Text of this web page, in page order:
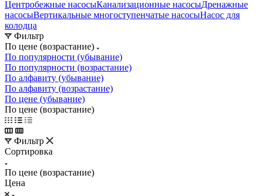
Центробежные насосыКанализационные насосыДренажные
насосыВертикальные многоступенчатые насосыНасос для
колодца
Фильтр
По цене (возрастание)
По популярности (убывание)
По популярности (возрастание)
По алфавиту (убывание)
По алфавиту (возрастание)
По цене (убывание)
По цене (возрастание)
Фильтр
Сортировка
По цене (возрастание)
Цена